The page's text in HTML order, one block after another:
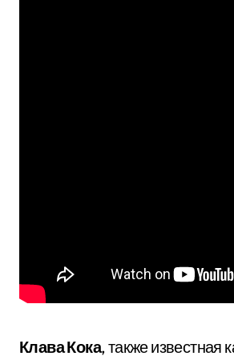
Клава Кока, также известная